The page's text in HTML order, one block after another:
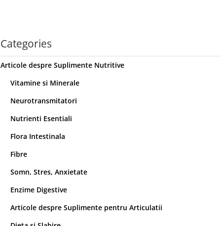
Categories
Articole despre Suplimente Nutritive
Vitamine si Minerale
Neurotransmitatori
Nutrienti Esentiali
Flora Intestinala
Fibre
Somn, Stres, Anxietate
Enzime Digestive
Articole despre Suplimente pentru Articulatii